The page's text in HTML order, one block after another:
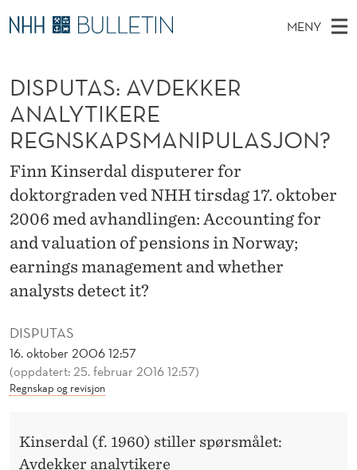
D
S
P
U
T
A
S
A
D
E
K
MENY
V
E
D
M
E
N
Y
K
I
E
T
T
S
E
E
T
Stipendiater og nye forskerprofiler
Disputaser
Ekspertutvalg
Om Bulletin
DISPUTAS
16. oktober 2006 12:57
(oppdatert: 25. februar 2016 12:57)
Regnskap og revisjon
DISPUTAS: AVDEKKER
ANALYTIKERE
REGNSKAPSMANIPULASJON?
Finn Kinserdal disputerer for
doktorgraden ved NHH tirsdag 17. oktober
2006 med avhandlingen: Accounting for
and valuation of pensions in Norway;
earnings management and whether
analysts detect it?
Kinserdal (f. 1960) stiller spørsmålet:
Avdekker analytikere